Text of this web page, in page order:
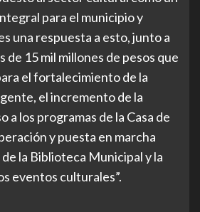
para el municipio y
una respuesta a esto, junto a
de 15 mil millones de pesos que
el fortalecimiento de la
el incremento de la
a los programas de la Casa de
y puesta en marcha
la Biblioteca Municipal y la
eventos culturales”.